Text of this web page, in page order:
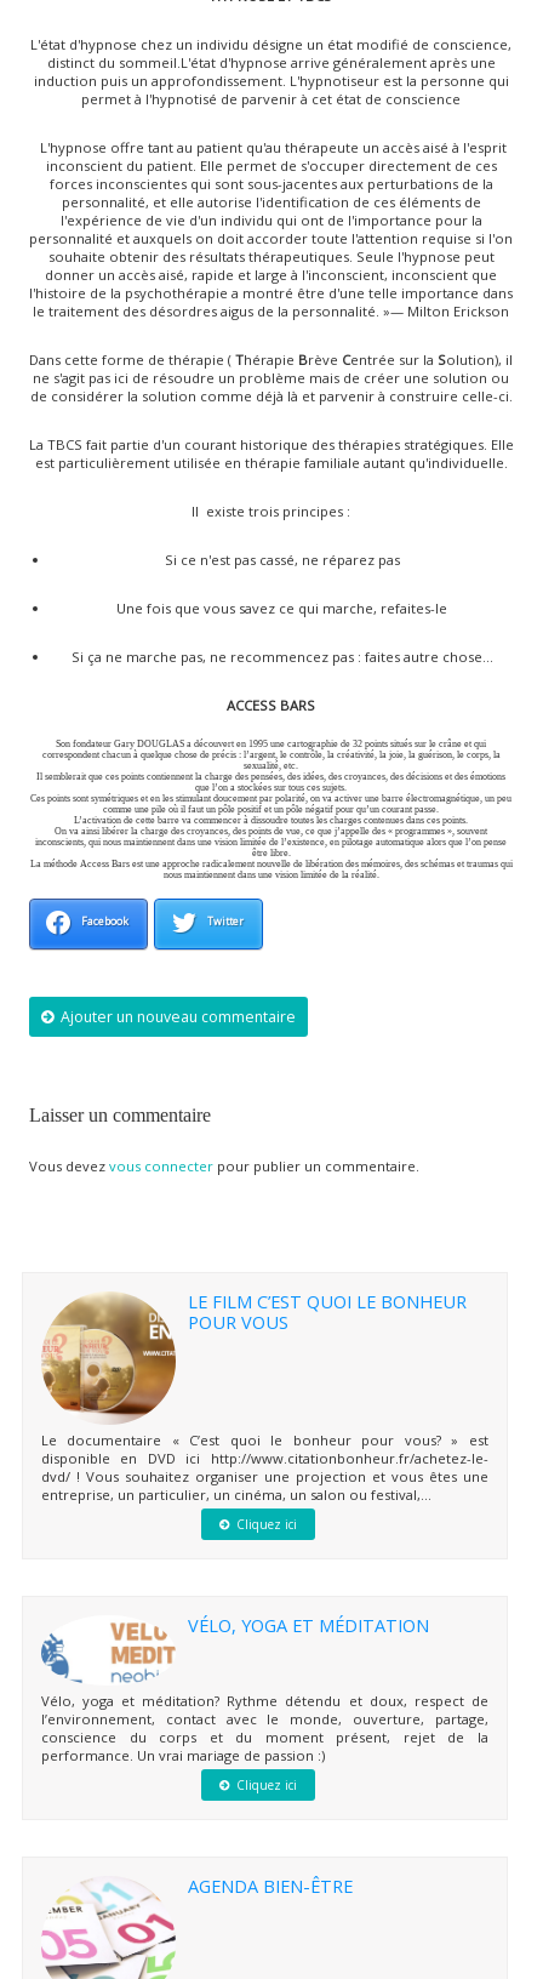
L'état d'hypnose chez un individu désigne un état modifié de conscience,
distinct du sommeil.L'état d'hypnose arrive généralement après une
induction puis un approfondissement. L'hypnotiseur est la personne qui
permet à l'hypnotisé de parvenir à cet état de conscience
L'hypnose offre tant au patient qu'au thérapeute un accès aisé à l'esprit
inconscient du patient. Elle permet de s'occuper directement de ces
forces inconscientes qui sont sous-jacentes aux perturbations de la
personnalité, et elle autorise l'identification de ces éléments de
l'expérience de vie d'un individu qui ont de l'importance pour la
personnalité et auxquels on doit accorder toute l'attention requise si l'on
souhaite obtenir des résultats thérapeutiques. Seule l'hypnose peut
donner un accès aisé, rapide et large à l'inconscient, inconscient que
l'histoire de la psychothérapie a montré être d'une telle importance dans
le traitement des désordres aigus de la personnalité. »— Milton Erickson
Dans cette forme de thérapie (Thérapie Brève Centrée sur la Solution), il
ne s'agit pas ici de résoudre un problème mais de créer une solution ou
de considérer la solution comme déjà là et parvenir à construire celle-ci.
La TBCS fait partie d'un courant historique des thérapies stratégiques. Elle
est particulièrement utilisée en thérapie familiale autant qu'individuelle.
Il existe trois principes :
Si ce n'est pas cassé, ne réparez pas
Une fois que vous savez ce qui marche, refaites-le
Si ça ne marche pas, ne recommencez pas : faites autre chose...
ACCESS BARS
Son fondateur Gary DOUGLAS a découvert en 1995 une cartographie de 32 points situés sur le crâne et qui
correspondent chacun à quelque chose de précis : l’argent, le contrôle, la créativité, la joie, la guérison, le corps, la
sexualité, etc.
Il semblerait que ces points contiennent la charge des pensées, des idées, des croyances, des décisions et des émotions
que l’on a stockées sur tous ces sujets.
Ces points sont symétriques et en les stimulant doucement par polarité, on va activer une barre électromagnétique, un peu
comme une pile où il faut un pôle positif et un pôle négatif pour qu’un courant passe.
L’activation de cette barre va commencer à dissoudre toutes les charges contenues dans ces points.
On va ainsi libérer la charge des croyances, des points de vue, ce que j’appelle des « programmes », souvent
inconscients, qui nous maintiennent dans une vision limitée de l’existence, en pilotage automatique alors que l’on pense
être libre.
La méthode Access Bars est une approche radicalement nouvelle de libération des mémoires, des schémas et traumas qui
nous maintiennent dans une vision limitée de la réalité.
Facebook Twitter
Ajouter un nouveau commentaire
Laisser un commentaire
Vous devez vous connecterpour publier un commentaire.
LE FILM C’EST QUOI LE BONHEUR
POUR VOUS
Le documentaire « C’est quoi le bonheur pour vous? » est
disponible en DVD ici http://www.citationbonheur.fr/achetez-le-
dvd/ ! Vous souhaitez organiser une projection et vous êtes une
entreprise, un particulier, un cinéma, un salon ou festival,...
Cliquez ici
VÉLO, YOGA ET MÉDITATION
Vélo, yoga et méditation? Rythme détendu et doux, respect de
l’environnement, contact avec le monde, ouverture, partage,
conscience du corps et du moment présent, rejet de la
performance. Un vrai mariage de passion :)
Cliquez ici
AGENDA BIEN-ÊTRE